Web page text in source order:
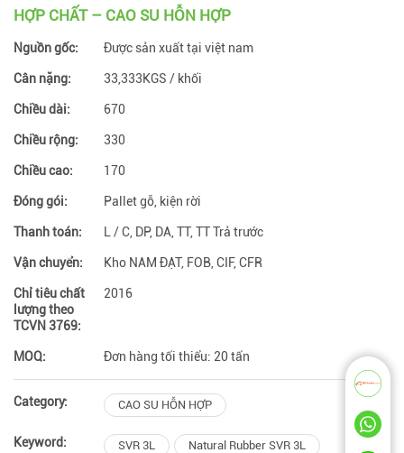
HỢP CHẤT – CAO SU HỖN HỢP
Nguồn gốc: Được sản xuất tại việt nam
Cân nặng: 33,333KGS / khối
Chiều dài: 670
Chiều rộng: 330
Chiều cao: 170
Đóng gói: Pallet gỗ, kiện rời
Thanh toán: L / C, DP, DA, TT, TT Trả trước
Vận chuyển: Kho NAM ĐẠT, FOB, CIF, CFR
Chỉ tiêu chất
lượng theo
TCVN 3769:
2016
MOQ: Đơn hàng tối thiểu: 20 tấn
Category: CAO SU HỖN HỢP
Keyword: SVR 3L
Natural Rubber SVR 3L